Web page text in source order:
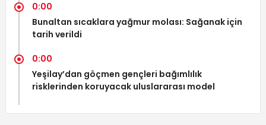
0:00
Bunaltan sıcaklara yağmur molası: Sağanak için
tarih verildi
0:00
Yeşilay’dan göçmen gençleri bağımlılık
risklerinden koruyacak uluslararası model